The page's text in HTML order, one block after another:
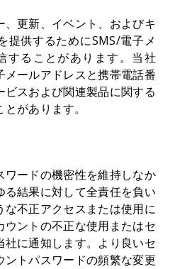
更新、イベント、およびキ
提供するためにSMS/電子メ
することがあります。当社
ールアドレスと携帯電話番
スおよび関連製品に関する
があります。
ワードの機密性を維持しなか
る結果に対して全責任を負い
な不正アクセスまたは使用に
ントの不正な使用またはセ
に通知します。より良いセ
トパスワードの頻繁な変更